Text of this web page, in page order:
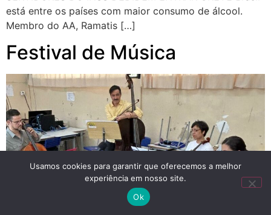
está entre os países com maior consumo de álcool.
Membro do AA, Ramatis […]
Festival de Música
Usamos cookies para garantir que oferecemos a melhor
experiência em nosso site.
Ok